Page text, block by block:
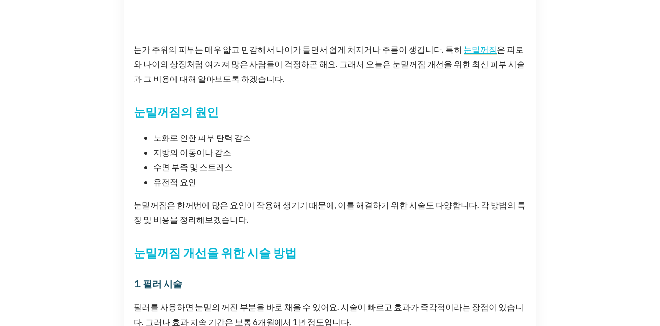
눈가 주위의 피부는 매우 얇고 민감해서 나이가 들면서 쉽게 처지거나 주름이 생깁니다. 특히 눈밑꺼짐은 피로
와 나이의 상징처럼 여겨져 많은 사람들이 걱정하곤 해요. 그래서 오늘은 눈밑꺼짐 개선을 위한 최신 피부 시술
과 그 비용에 대해 알아보도록 하겠습니다.
눈밑꺼짐의 원인
노화로 인한 피부 탄력 감소
지방의 이동이나 감소
수면 부족 및 스트레스
유전적 요인
눈밑꺼짐은 한꺼번에 많은 요인이 작용해 생기기 때문에, 이를 해결하기 위한 시술도 다양합니다. 각 방법의 특
징 및 비용을 정리해보겠습니다.
눈밑꺼짐 개선을 위한 시술 방법
1. 필러 시술
필러를 사용하면 눈밑의 꺼진 부분을 바로 채울 수 있어요. 시술이 빠르고 효과가 즉각적이라는 장점이 있습니
다. 그러나 효과 지속 기간은 보통 6개월에서 1년 정도입니다.